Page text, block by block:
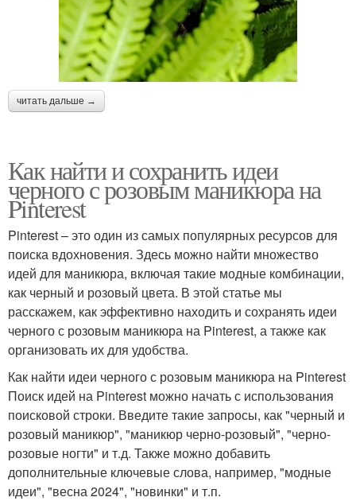
читать дальше →
Как найти и сохранить идеи
черного с розовым маникюра на
Pinterest
Pinterest – это один из самых популярных ресурсов для
поиска вдохновения. Здесь можно найти множество
идей для маникюра, включая такие модные комбинации,
как черный и розовый цвета. В этой статье мы
расскажем, как эффективно находить и сохранять идеи
черного с розовым маникюра на Pinterest, а также как
организовать их для удобства.
Как найти идеи черного с розовым маникюра на Pinterest
Поиск идей на Pinterest можно начать с использования
поисковой строки. Введите такие запросы, как "черный и
розовый маникюр", "маникюр черно-розовый", "черно-
розовые ногти" и т.д. Также можно добавить
дополнительные ключевые слова, например, "модные
идеи", "весна 2024", "новинки" и т.п.